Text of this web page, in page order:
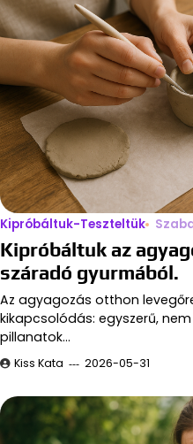
Kipróbáltuk-Teszteltük
Kipróbáltuk az
száradó gyurmából.
Az agyagozás otthon
kikapcsolódás: egyszerű,
pillanatok…
Kiss Kata 2026-05-31